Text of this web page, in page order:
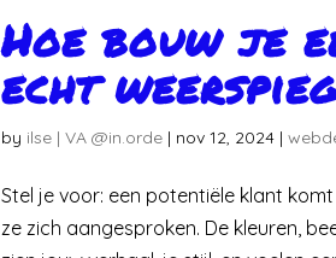
Hoe bouw je
echt
by ilse | VA @in.orde | nov 12, 2024 |
Stel je voor: een potentiële klant
ze zich aangesproken. De kleuren,